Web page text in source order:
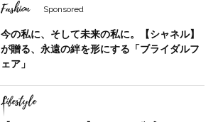
Fashion Sponsored
今の私に、そして未来の私に。【シャネル】
が贈る、永遠の絆を形にする「ブライダルフ
ェア」
Lifestyle